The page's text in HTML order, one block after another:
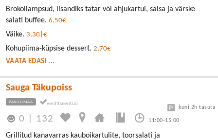
Brokoliampsud, lisandiks tatar või ahjukartul, salsa ja värske
salati buffee. 6,50€
Väike. 3,30|€
Kohupiima-küpsise dessert. 2,70€
VAATA EDASI ...
Sauga Täkupoiss
PÄRNUMAA
0 132 11:00-15:00
kuni 2h tasuta
Grillitud kanavarras kauboikartulite, toorsalati ja